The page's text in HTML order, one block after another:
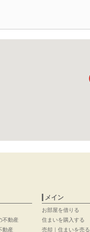
不動産
動産
メイン
お部屋を借りる
住まいを購入する
売却｜住まいを売る